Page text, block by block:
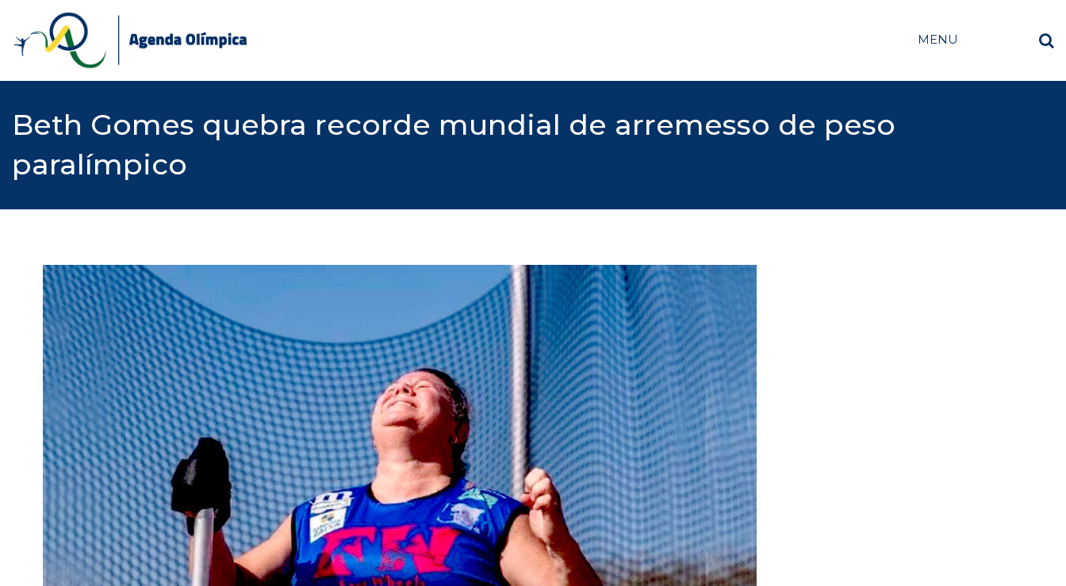
content
MENU
Beth Gomes quebra recorde mundial de arremesso de peso
paralímpico